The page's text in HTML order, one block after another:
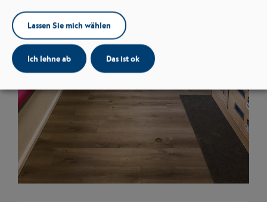
Lassen Sie mich wählen
Ich lehne ab Das ist ok